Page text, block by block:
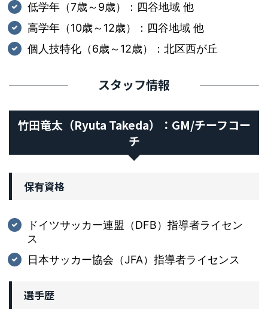
​低学年（7歳～9歳）：四谷地域 他
​高学年（10歳～12歳）：四谷地域 他
​個人技特化（6歳～12歳）：北区西が丘
スタッフ情報
竹田竜太（Ryuta Takeda）：GM/チーフコー
チ
保有資格
ドイツサッカー連盟（DFB）指導者ライセン
ス
日本サッカー協会（JFA）指導者ライセンス
選手歴